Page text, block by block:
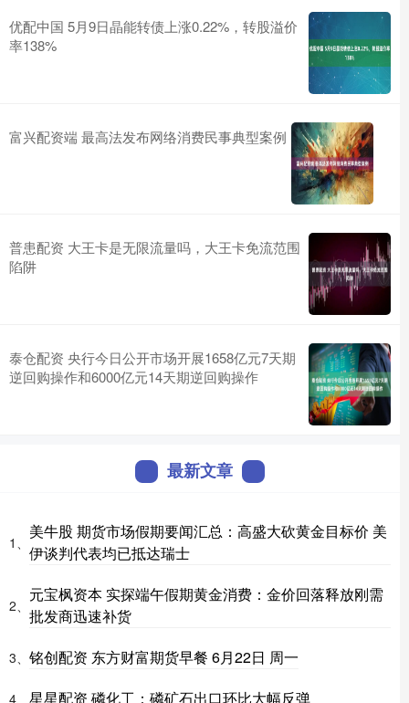
优配中国 5月9日晶能转债上涨0.22%，转股溢价
率138%
富兴配资端 最高法发布网络消费民事典型案例
普患配资 大王卡是无限流量吗，大王卡免流范围
陷阱
泰仓配资 央行今日公开市场开展1658亿元7天期
逆回购操作和6000亿元14天期逆回购操作
最新文章
1、
美牛股 期货市场假期要闻汇总：高盛大砍黄金目标价 美
伊谈判代表均已抵达瑞士
2、
元宝枫资本 实探端午假期黄金消费：金价回落释放刚需
批发商迅速补货
3、 铭创配资 东方财富期货早餐 6月22日 周一
4、 星星配资 磷化工：磷矿石出口环比大幅反弹